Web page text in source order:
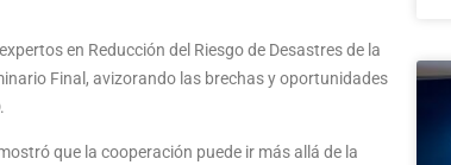
en Reducción del Riesgo de Desastres de la
Final, avizorando las brechas y oportunidades
que la cooperación puede ir más allá de la